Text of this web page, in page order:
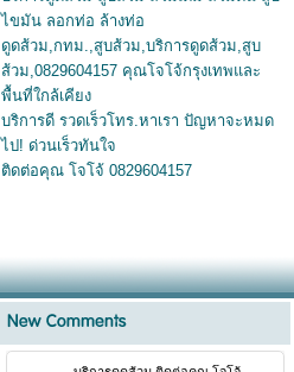
ไขมัน ลอกท่อ ล้างท่อ
ดูดส้วม,กทม.,สูบส้วม,บริการดูดส้วม,สูบ
ส้วม,0829604157 คุณโจโจ้กรุงเทพและ
พื้นที่ใกล้เคียง
บริการดี รวดเร็วโทร.หาเรา ปัญหาจะหมด
ไป! ด่วนเร็วทันใจ
ติดต่อคุณ โจโจ้ 0829604157